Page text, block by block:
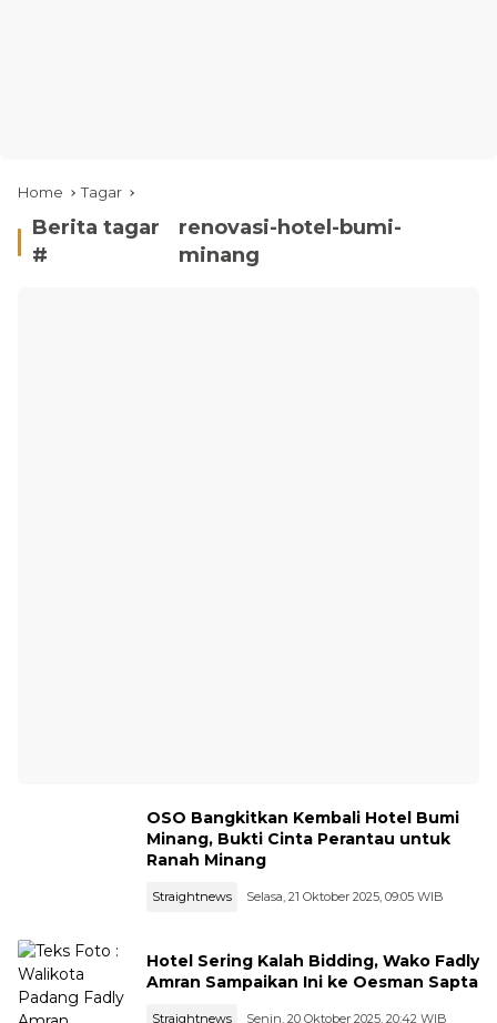
Home Tagar
Berita tagar
#
renovasi-hotel-bumi-
minang
OSO Bangkitkan Kembali Hotel Bumi
Minang, Bukti Cinta Perantau untuk
Ranah Minang
Straightnews Selasa, 21 Oktober 2025, 09:05 WIB
Hotel Sering Kalah Bidding, Wako Fadly
Amran Sampaikan Ini ke Oesman Sapta
Straightnews Senin, 20 Oktober 2025, 20:42 WIB